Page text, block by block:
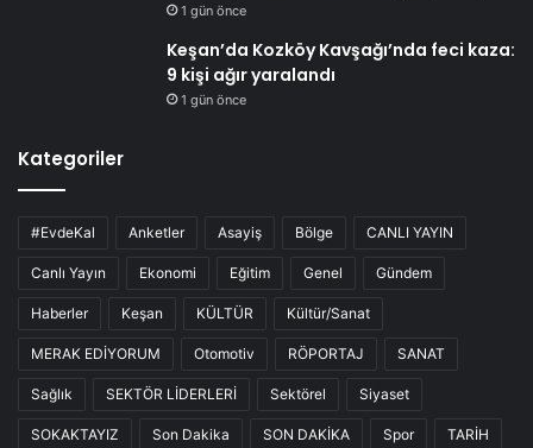
1 gün önce
Keşan’da Kozköy Kavşağı’nda feci kaza:
9 kişi ağır yaralandı
1 gün önce
Kategoriler
#EvdeKal Anketler Asayiş Bölge CANLI YAYIN
Canlı Yayın Ekonomi Eğitim Genel Gündem
Haberler Keşan KÜLTÜR Kültür/Sanat
MERAK EDİYORUM Otomotiv RÖPORTAJ SANAT
Sağlık SEKTÖR LİDERLERİ Sektörel Siyaset
SOKAKTAYIZ Son Dakika SON DAKİKA Spor TARİH